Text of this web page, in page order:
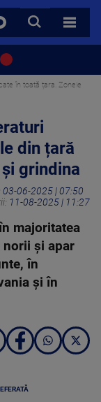
CAUTA
TOATE
în toată țara. Zonele
din țară
grindina
03-06-2025 | 07:50
11-08-2025 | 11:27
majoritatea
norii și apar
în
și în